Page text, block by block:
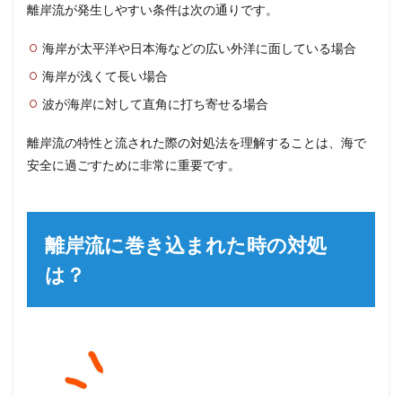
離岸流が発生しやすい条件は次の通りです。
海岸が太平洋や日本海などの広い外洋に面している場合
海岸が浅くて長い場合
波が海岸に対して直角に打ち寄せる場合
離岸流の特性と流された際の対処法を理解することは、海で
安全に過ごすために非常に重要です。
離岸流に巻き込まれた時の対処
は？